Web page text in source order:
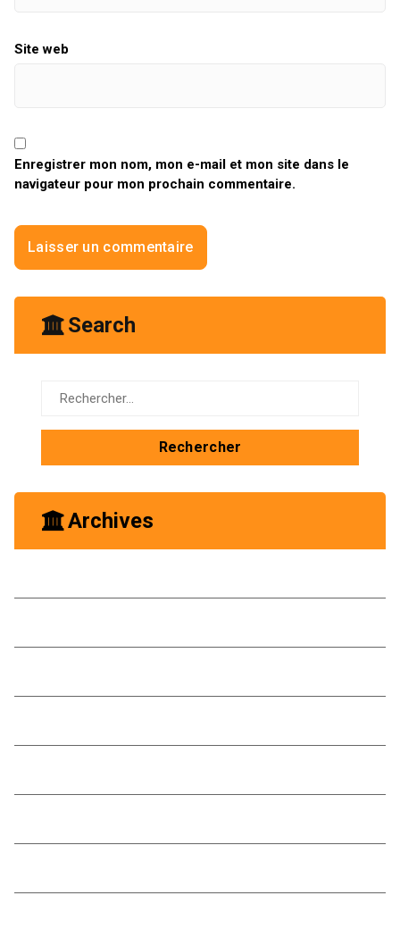
Site web
Enregistrer mon nom, mon e-mail et mon site dans le
navigateur pour mon prochain commentaire.
Search
Rechercher :
Archives